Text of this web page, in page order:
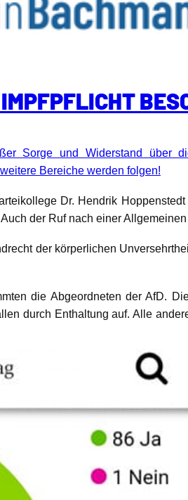
Sorge und Widerstand
Bereiche werden folgen!
Dr. Hendrik
der Ruf nach einer
der körperlichen
die Abgeordneten der AfD.
durch Enthaltung auf. Alle